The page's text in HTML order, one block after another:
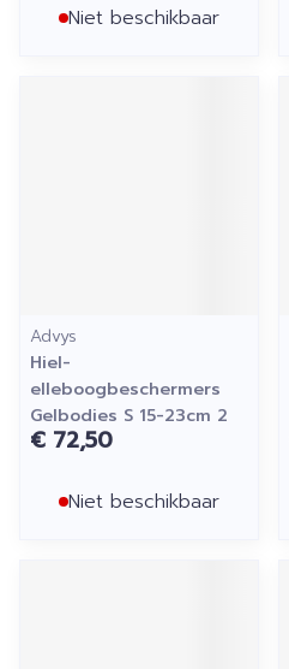
Niet beschikbaar
Advys
Hiel-
elleboogbeschermers
Gelbodies S 15-23cm 2
€ 72,50
Niet beschikbaar